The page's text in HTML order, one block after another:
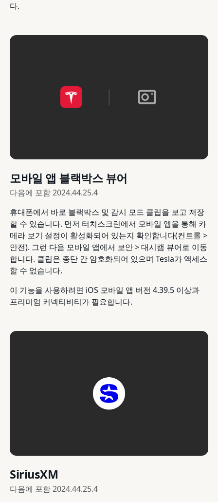
다.
모바일 앱 블랙박스 뷰어
다음에 포함2024.44.25.4
휴대폰에서 바로 블랙박스 및 감시 모드 클립을 보고 저장
할 수 있습니다. 먼저 터치스크린에서 모바일 앱을 통해 카
메라 보기 설정이 활성화되어 있는지 확인합니다(컨트롤 >
안전). 그런 다음 모바일 앱에서 보안 > 대시캠 뷰어로 이동
합니다. 클립은 종단 간 암호화되어 있으며 Tesla가 액세스
할 수 없습니다.
이 기능을 사용하려면 iOS 모바일 앱 버전 4.39.5 이상과
프리미엄 커넥티비티가 필요합니다.
SiriusXM
다음에 포함2024.44.25.4